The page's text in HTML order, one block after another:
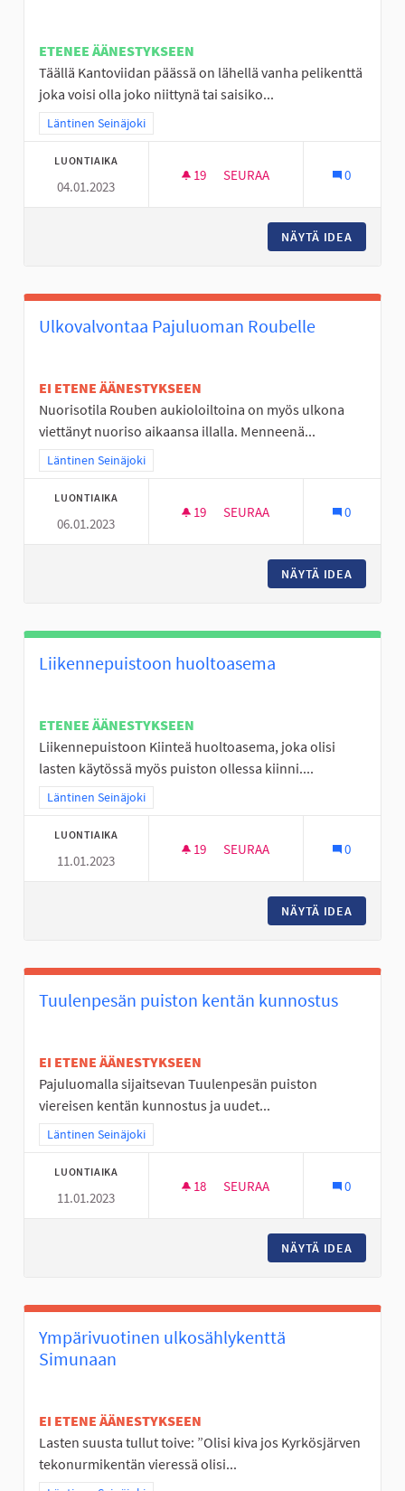
ETENEE ÄÄNESTYKSEEN
Täällä Kantoviidan päässä on lähellä vanha pelikenttä
joka voisi olla joko niittynä tai saisiko...
Rajaa tulokset teeman mukaan: Läntinen Seinäjoki
Läntinen Seinäjoki
LUONTIAIKA
04.01.2023
19 19 SEURAAJAA
SEURAA 0
NÄYTÄ IDEA
Ulkovalvontaa Pajuluoman Roubelle
EI ETENE ÄÄNESTYKSEEN
Nuorisotila Rouben aukioloiltoina on myös ulkona
viettänyt nuoriso aikaansa illalla. Menneenä...
Rajaa tulokset teeman mukaan: Läntinen Seinäjoki
Läntinen Seinäjoki
LUONTIAIKA
06.01.2023
19 19 SEURAAJAA
SEURAA 0
NÄYTÄ IDEA
Liikennepuistoon huoltoasema
ETENEE ÄÄNESTYKSEEN
Liikennepuistoon Kiinteä huoltoasema, joka olisi
lasten käytössä myös puiston ollessa kiinni....
Rajaa tulokset teeman mukaan: Läntinen Seinäjoki
Läntinen Seinäjoki
LUONTIAIKA
11.01.2023
19 19 SEURAAJAA
SEURAA 0
NÄYTÄ IDEA
Tuulenpesän puiston kentän kunnostus
EI ETENE ÄÄNESTYKSEEN
Pajuluomalla sijaitsevan Tuulenpesän puiston
viereisen kentän kunnostus ja uudet...
Rajaa tulokset teeman mukaan: Läntinen Seinäjoki
Läntinen Seinäjoki
LUONTIAIKA
11.01.2023
18 18 SEURAAJAA
SEURAA 0
NÄYTÄ IDEA
Ympärivuotinen ulkosählykenttä
Simunaan
EI ETENE ÄÄNESTYKSEEN
Lasten suusta tullut toive: ”Olisi kiva jos Kyrkösjärven
tekonurmikentän vieressä olisi...